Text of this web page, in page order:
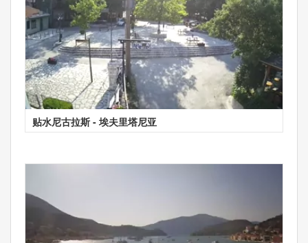
贴水尼古拉斯 - 埃夫里塔尼亚